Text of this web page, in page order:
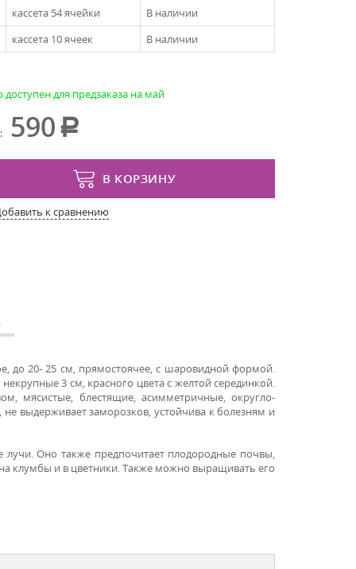
кассета 54 ячейки
В наличии
кассета 10 ячеек
В наличии
доступен для предзаказа на май
590
В КОРЗИНУ
к сравнению
до 20- 25 см, прямостоячее, с шаровидной формой.
3 см, красного цвета с желтой серединкой.
мясистые, блестящие, асимметричные, округло-
выдерживает заморозков, устойчива к болезням и
лучи. Оно также предпочитает плодородные почвы,
клумбы и в цветники. Также можно выращивать его